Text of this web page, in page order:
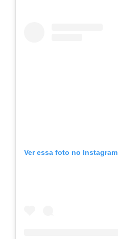
Ver essa foto no Instagram